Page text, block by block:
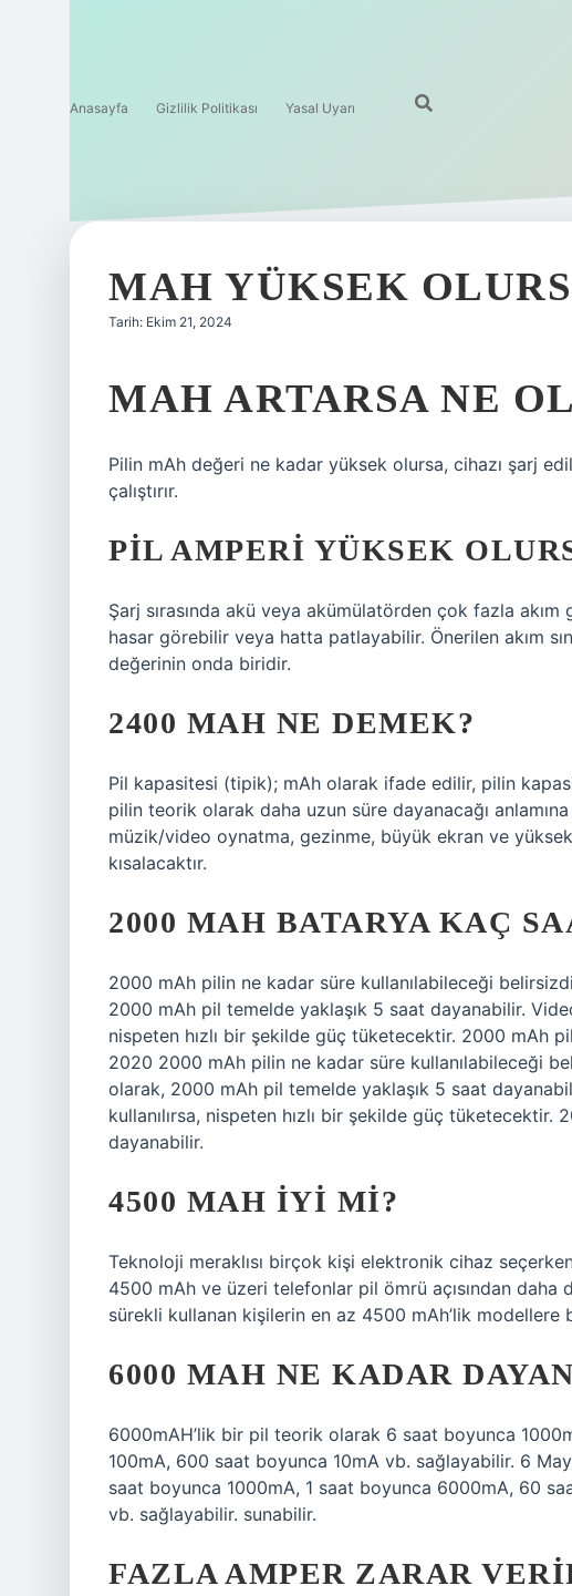
Anasayfa Gizlilik Politikası Yasal Uyarı
MAH YÜKSEK
Tarih: Ekim 21, 2024
MAH ARTARSA NE
Pilin mAh değeri ne kadar yüksek olursa, cihazı şarj
çalıştırır.
PIL AMPERI YÜKSEK
Şarj sırasında akü veya akümülatörden çok fazla akım
hasar görebilir veya hatta patlayabilir. Önerilen akım
değerinin onda biridir.
2400 MAH NE DEMEK?
Pil kapasitesi (tipik); mAh olarak ifade edilir, pilin
pilin teorik olarak daha uzun süre dayanacağı
müzik/video oynatma, gezinme, büyük ekran ve
kısalacaktır.
2000 MAH BATARYA KAÇ
2000 mAh pilin ne kadar süre kullanılabileceği
2000 mAh pil temelde yaklaşık 5 saat dayanabilir.
nispeten hızlı bir şekilde güç tüketecektir. 2000 mAh
2020 2000 mAh pilin ne kadar süre kullanılabileceği
olarak, 2000 mAh pil temelde yaklaşık 5 saat
kullanılırsa, nispeten hızlı bir şekilde güç tüketecektir.
dayanabilir.
4500 MAH IYI MI?
Teknoloji meraklısı birçok kişi elektronik cihaz
4500 mAh ve üzeri telefonlar pil ömrü açısından daha
sürekli kullanan kişilerin en az 4500 mAh’lik modellere
6000 MAH NE KADAR
6000mAH’lik bir pil teorik olarak 6 saat boyunca
100mA, 600 saat boyunca 10mA vb. sağlayabilir. 6
saat boyunca 1000mA, 1 saat boyunca 6000mA, 60
vb. sağlayabilir. sunabilir.
FAZLA AMPER ZARAR